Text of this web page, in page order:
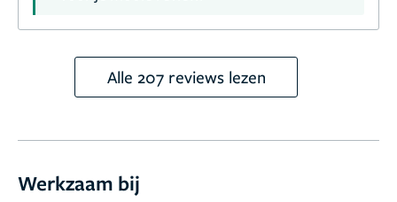
Alle 207 reviews lezen
Werkzaam bij